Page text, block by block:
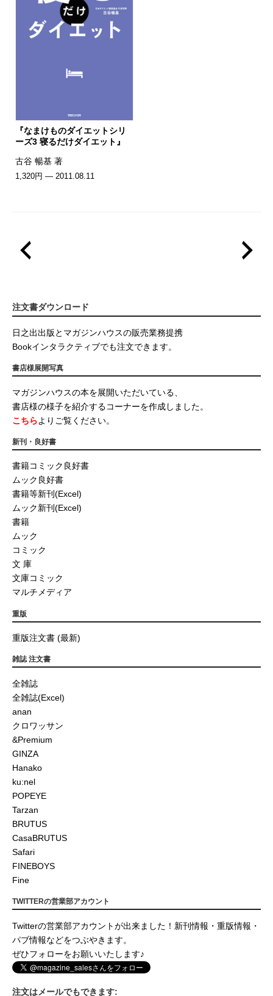
『なまけものダイエットシリ
ーズ3 寝るだけダイエット』
古谷 暢基 著
1,320円 — 2011.08.11
注文書ダウンロード
日之出出版とマガジンハウスの販売業務提携
Bookインタラクティブでも注文できます。
書店様展開写真
マガジンハウスの本を展開いただいている、
書店様の様子を紹介するコーナーを作成しました。
こちらよりご覧ください。
新刊・良好書
書籍コミック良好書
ムック良好書
書籍等新刊(Excel)
ムック新刊(Excel)
書籍
ムック
コミック
文 庫
文庫コミック
マルチメディア
重版
重版注文書 (最新)
雑誌 注文書
全雑誌
全雑誌(Excel)
anan
クロワッサン
&Premium
GINZA
Hanako
ku:nel
POPEYE
Tarzan
BRUTUS
CasaBRUTUS
Safari
FINEBOYS
Fine
TWITTERの営業部アカウント
Twitterの営業部アカウントが出来ました！新刊情報・重版情報・
パブ情報などをつぶやきます。
ぜひフォローをお願いいたします♪
注文はメールでもできます: